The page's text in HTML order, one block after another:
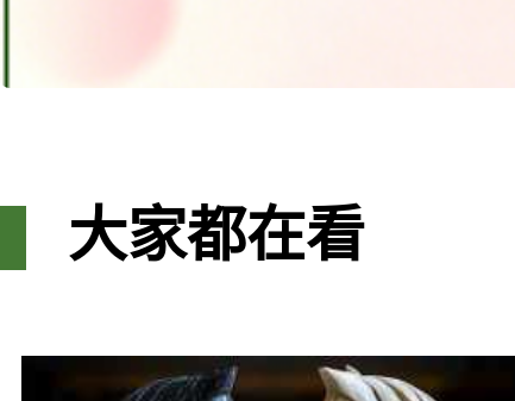
大家都在看